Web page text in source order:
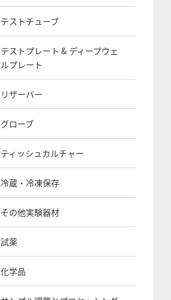
テストチューブ
テストプレート & ディープウェ
ルプレート
リザーバー
グローブ
ティッシュカルチャー
冷蔵・冷凍保存
その他実験器材
試薬
化学品